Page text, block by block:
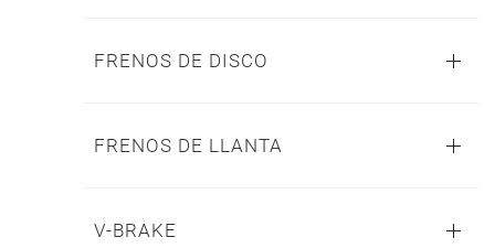
FRENOS DE DISCO
FRENOS DE LLANTA
V-BRAKE